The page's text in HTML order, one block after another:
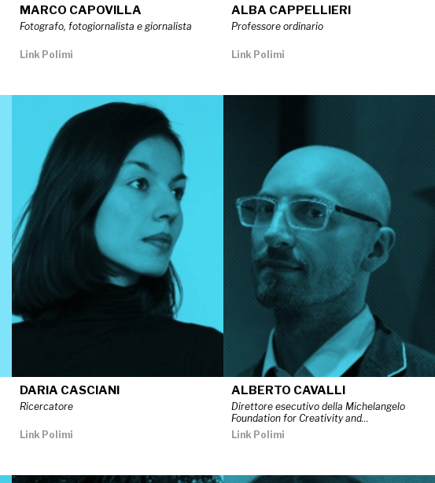
MARCO CAPOVILLA
Fotografo, fotogiornalista e giornalista
Link Polimi
ALBA CAPPELLIERI
Professore ordinario
Link Polimi
DARIA CASCIANI
Ricercatore
Link Polimi
ALBERTO CAVALLI
Direttore esecutivo della Michelangelo
Foundation for Creativity and…
Link Polimi